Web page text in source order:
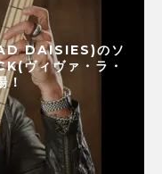
DAISIES)のソ
ヴィヴァ・ラ・
！